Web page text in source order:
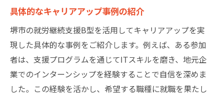
具体的なキャリアアップ事例の紹介
堺市の就労継続支援B型を活用してキャリアアップを実
現した具体的な事例をご紹介します。例えば、ある参加
者は、支援プログラムを通じてITスキルを磨き、地元企
業でのインターンシップを経験することで自信を深めま
した。この経験を活かし、希望する職種に就職を果たし